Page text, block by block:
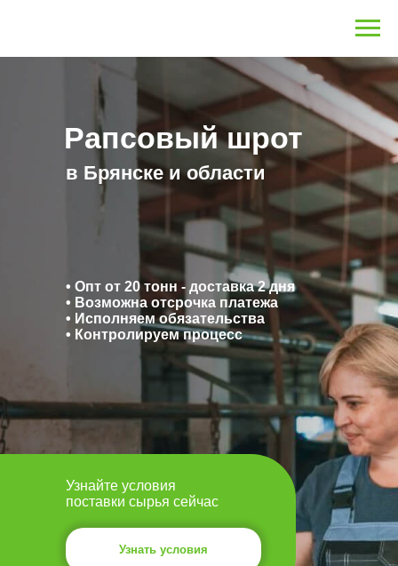
Рапсовый шрот
Узнайте условия
поставки сырья сейчас
• Опт от 20 тонн - доставка 2 дня
• Возможна отсрочка платежа
• Исполняем обязательства
• Контролируем процесс
Узнать условия
в Брянске и области